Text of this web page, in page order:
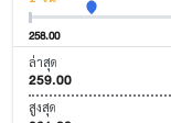
258.00
ล่าสุด
259.00
สูงสุด